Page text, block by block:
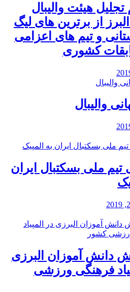
هیئت والیبال
از برترین های لیگ
و تیم های اعزامی
کشوری
والیبال
تیم ملی بسکتبال ایران
دانش آموزان البرزی
فرهنگی ورزشی